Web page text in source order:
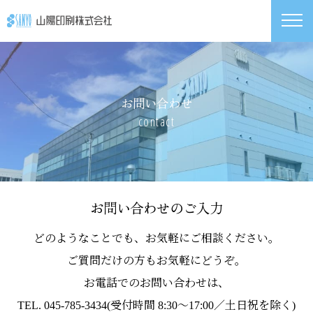
お問い合わせ
contact
お問い合わせのご入力
どのようなことでも、お気軽にご相談ください。
ご質問だけの方もお気軽にどうぞ。
お電話でのお問い合わせは、
TEL. 045-785-3434(受付時間 8:30〜17:00／土日祝を除く)